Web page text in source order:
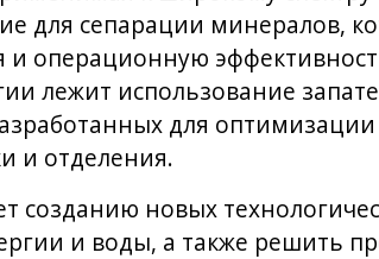
для сепарации минералов,
и операционную
лежит использование
для оптимизации
и отделения.
созданию новых
и воды, а также решить